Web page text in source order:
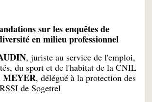
sur les enquêtes de
en milieu professionnel
, juriste au service de l'emploi,
du sport et de l'habitat de la CNIL
MEYER, délégué à la protection des
de Sogetrel